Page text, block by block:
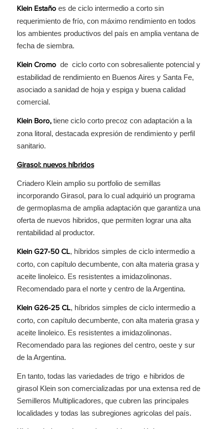
Klein Estañoes de ciclo intermedio a corto sin
requerimiento de frío, con máximo rendimiento en todos
los ambientes productivos del país en amplia ventana de
fecha de siembra.
Klein Cromo de ciclo corto con sobresaliente potencial y
estabilidad de rendimiento en Buenos Aires y Santa Fe,
asociado a sanidad de hoja y espiga y buena calidad
comercial.
Klein Boro, tiene ciclo corto precoz con adaptación a la
zona litoral, destacada expresión de rendimiento y perfil
sanitario.
Girasol: nuevos híbridos
Criadero Klein amplio su portfolio de semillas
incorporando Girasol, para lo cual adquirió un programa
de germoplasma de amplia adaptación que garantiza una
oferta de nuevos hibridos, que permiten lograr una alta
rentabilidad al productor.
Klein G27-50 CL, híbridos simples de ciclo intermedio a
corto, con capítulo decumbente, con alta materia grasa y
aceite linoleico. Es resistentes a imidazolinonas.
Recomendado para el norte y centro de la Argentina.
Klein G26-25 CL, híbridos simples de ciclo intermedio a
corto, con capítulo decumbente, con alta materia grasa y
aceite linoleico. Es resistentes a imidazolinonas.
Recomendado para las regiones del centro, oeste y sur
de la Argentina.
En tanto, todas las variedades de trigo e hibridos de
girasol Klein son comercializadas por una extensa red de
Semilleros Multiplicadores, que cubren las principales
localidades y todas las subregiones agricolas del país.